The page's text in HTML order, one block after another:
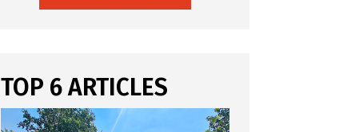
TOP 6 ARTICLES